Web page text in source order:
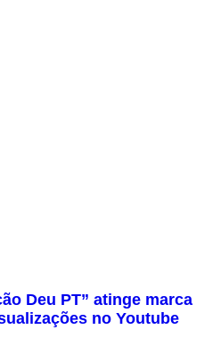
Deu PT” atinge marca
no Youtube